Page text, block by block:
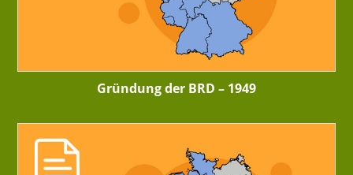
Gründung der BRD – 1949